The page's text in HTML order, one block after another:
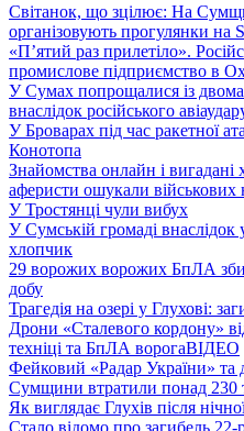
Світанок, що зцілює: На
організовують прогулянки на
«П’ятий раз прилетіло».
промислове підприємство в
У Сумах попрощалися із двома
внаслідок російського
У Броварах під час ракетної
Конотопа
Знайомства онлайн і вигадані
аферисти ошукали військових
У Тростянці чули вибух
У Сумській громаді
хлопчик
29 ворожих ворожих БпЛА
добу
Трагедія на озері у Глухові:
Дрони «Сталевого кордону»
техніці та БпЛА ворогаВІДЕО
Фейковий «Радар України» та
Сумщини втратили понад 230
Як виглядає Глухів після
Стало відомо про загибель 22-